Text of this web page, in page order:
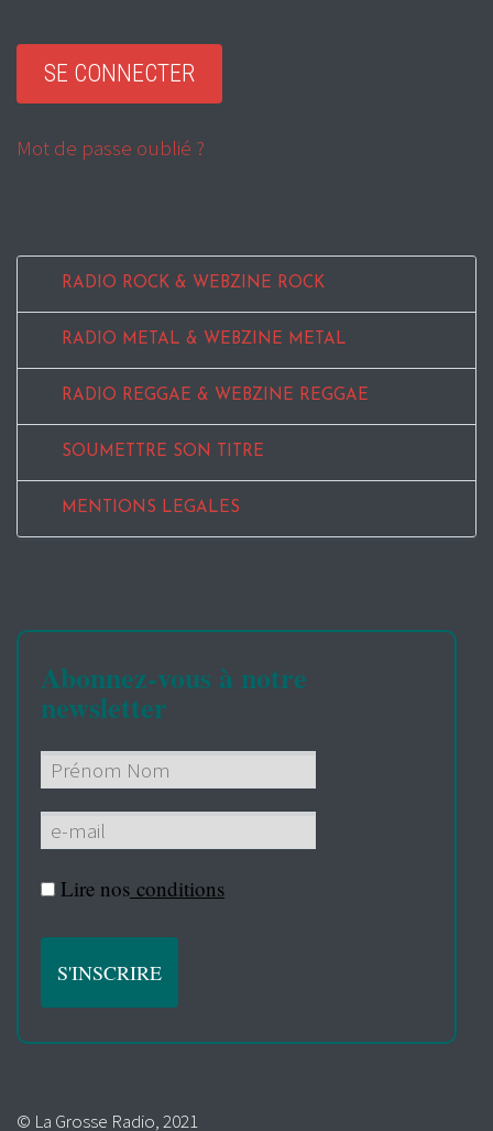
Mot de passe oublié ?
RADIO ROCK & WEBZINE ROCK
RADIO METAL & WEBZINE METAL
RADIO REGGAE & WEBZINE REGGAE
SOUMETTRE SON TITRE
MENTIONS LEGALES
Abonnez-vous à notre
newsletter
Lire nos conditions
© La Grosse Radio, 2021